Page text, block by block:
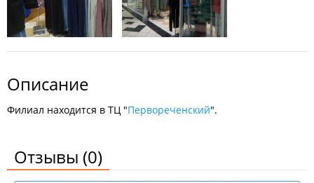
Описание
Филиал находится в ТЦ "Первореченский".
Отзывы (0)